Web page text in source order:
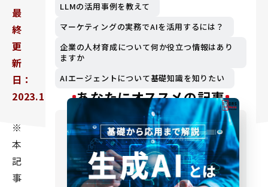
最
終
更
新
日：
2023.11.28
※
本
記
事
LLMの活用事例を教えて
マーケティングの実務でAIを活用するには？
企業の人材育成について何か役立つ情報はあり
ますか
AIエージェントについて基礎知識を知りたい
あなたにオススメの記事